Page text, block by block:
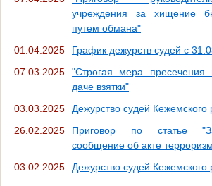
учреждения за хищение
путем обмана"
01.04.2025
График дежурств судей с
07.03.2025
"Строгая мера пресечения
даче взятки"
03.03.2025
Дежурство судей Кежемского
26.02.2025
Приговор по статье
сообщение об акте
03.02.2025
Дежурство судей Кежемского